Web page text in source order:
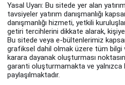
Yasal Uyarı: Bu sitede yer alan
tavsiyeler yatırım danışmanlığı
danışmanlığı hizmeti, yetkili
getiri tercihlerini dikkate alarak,
Bu sitede veya e-bültenlerimiz
grafiksel dahil olmak üzere tüm bilgi
karara dayanak oluşturması
garanti oluşturmamakta ve yalnızca
paylaşılmaktadır.